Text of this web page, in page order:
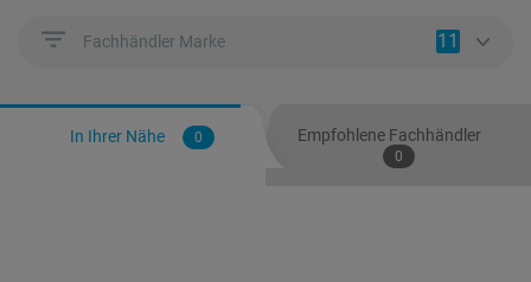
Fachhändler Marke 11
In Ihrer Nähe 0 Empfohlene Fachhändler
0